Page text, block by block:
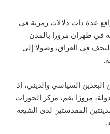
عدة ذات دلالات رمزية في
في طهران مرورا بالمدن
في العراق، وصولا إلى
السياسي والديني، إذ
مرورًا بقم، مركز الحوزات
المقدستين لدى الشيعة